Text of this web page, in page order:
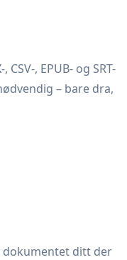
CSV-, EPUB- og SRT-
– bare dra,
dokumentet ditt der